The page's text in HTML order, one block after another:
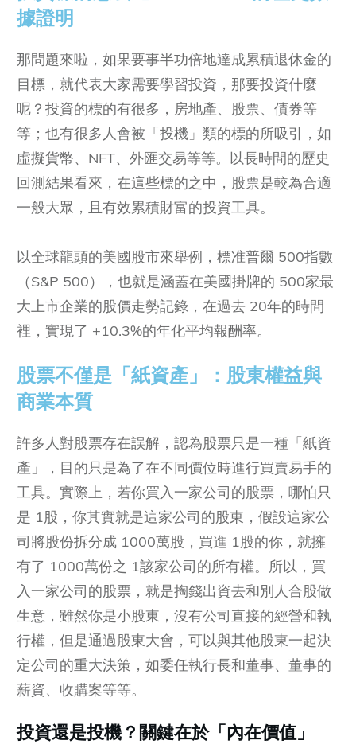
據證明
那問題來啦，如果要事半功倍地達成累積退休金的
目標，就代表大家需要學習投資，那要投資什麼
呢？投資的標的有很多，房地產、股票、債券等
等；也有很多人會被「投機」類的標的所吸引，如
虛擬貨幣、NFT、外匯交易等等。以長時間的歷史
回測結果看來，在這些標的之中，股票是較為合適
一般大眾，且有效累積財富的投資工具。
以全球龍頭的美國股市來舉例，標准普爾 500指數
（S&P 500），也就是涵蓋在美國掛牌的 500家最
大上市企業的股價走勢記錄，在過去 20年的時間
裡，實現了 +10.3%的年化平均報酬率。
股票不僅是「紙資產」：股東權益與
商業本質
許多人對股票存在誤解，認為股票只是一種「紙資
產」，目的只是為了在不同價位時進行買賣易手的
工具。實際上，若你買入一家公司的股票，哪怕只
是 1股，你其實就是這家公司的股東，假設這家公
司將股份拆分成 1000萬股，買進 1股的你，就擁
有了 1000萬份之 1該家公司的所有權。所以，買
入一家公司的股票，就是掏錢出資去和別人合股做
生意，雖然你是小股東，沒有公司直接的經營和執
行權，但是通過股東大會，可以與其他股東一起決
定公司的重大決策，如委任執行長和董事、董事的
薪資、收購案等等。
投資還是投機？關鍵在於「內在價值」